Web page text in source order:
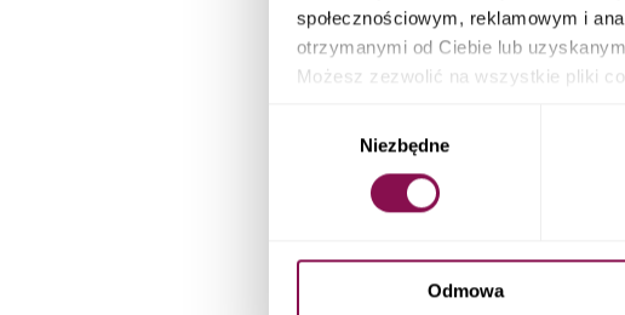
społecznościowym, reklamowym i
otrzymanymi od Ciebie lub
Możesz zezwolić na wszystkie pliki
zarządzania ustawieniami plików
Niezbędne
Odmowa
Catering
Zamów dietę